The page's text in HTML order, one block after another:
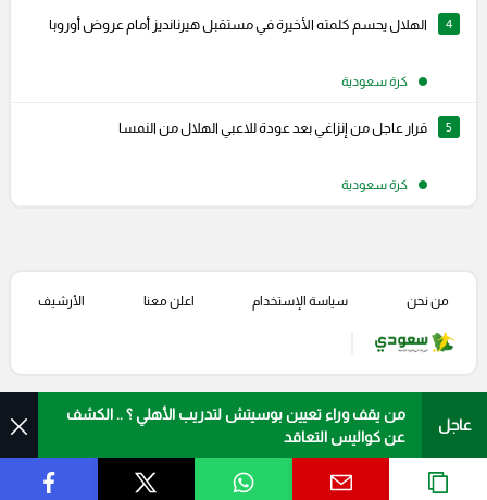
4 الهلال يحسم كلمته الأخيرة في مستقبل هيرنانديز أمام عروض أوروبا
كرة سعودية
5 قرار عاجل من إنزاغي بعد عودة للاعبي الهلال من النمسا
كرة سعودية
عاجل
من يقف وراء تعيين بوسيتش لتدريب الأهلي ؟ .. الكشف
عن كواليس التعاقد
من نحن سياسة الإستخدام اعلن معنا الأرشيف